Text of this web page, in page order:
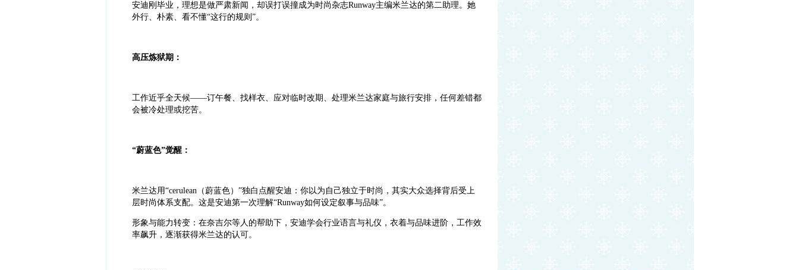
安迪刚毕业，理想是做严肃新闻，却误打误撞成为时尚杂志Runway主编米兰达的第二助理。她
外行、朴素、看不懂“这行的规则”。
高压炼狱期：
工作近乎全天候——订午餐、找样衣、应对临时改期、处理米兰达家庭与旅行安排，任何差错都
会被冷处理或挖苦。
“蔚蓝色”觉醒：
米兰达用“cerulean（蔚蓝色）”独白点醒安迪：你以为自己独立于时尚，其实大众选择背后受上
层时尚体系支配。这是安迪第一次理解“Runway如何设定叙事与品味”。
形象与能力转变：在奈吉尔等人的帮助下，安迪学会行业语言与礼仪，衣着与品味进阶，工作效
率飙升，逐渐获得米兰达的认可。